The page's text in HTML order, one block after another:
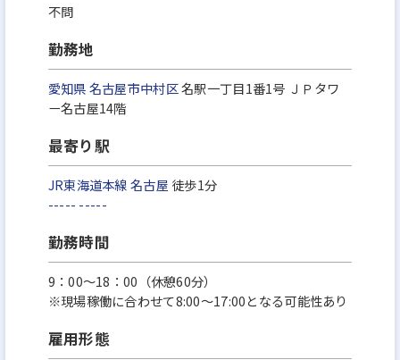
不問
勤務地
愛知県名古屋市中村区名駅一丁目1番1号 ＪＰタワ
ー名古屋14階
最寄り駅
JR東海道本線名古屋 徒歩1分
----- -----
勤務時間
9：00～18：00（休憩60分）
※現場稼働に合わせて8:00～17:00となる可能性あり
雇用形態